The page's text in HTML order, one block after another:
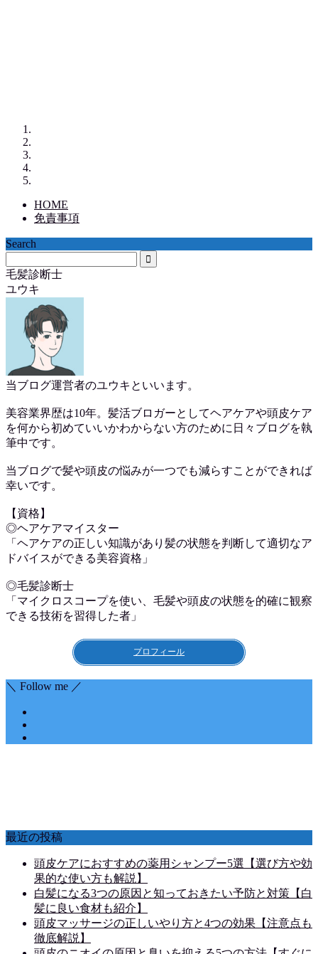
HOME
免責事項
Search
毛髪診断士
ユウキ
当ブログ運営者のユウキといいます。
美容業界歴は10年。髪活ブロガーとしてヘアケアや頭皮ケア
を何から初めていいかわからない方のために日々ブログを執
筆中です。
当ブログで髪や頭皮の悩みが一つでも減らすことができれば
幸いです。
【資格】
◎ヘアケアマイスター
「ヘアケアの正しい知識があり髪の状態を判断して適切なア
ドバイスができる美容資格」
◎毛髪診断士
「マイクロスコープを使い、毛髪や頭皮の状態を的確に観察
できる技術を習得した者」
プロフィール
＼ Follow me ／
最近の投稿
頭皮ケアにおすすめの薬用シャンプー5選【選び方や効
果的な使い方も解説】
白髪になる3つの原因と知っておきたい予防と対策【白
髪に良い食材も紹介】
頭皮マッサージの正しいやり方と4つの効果【注意点も
徹底解説】